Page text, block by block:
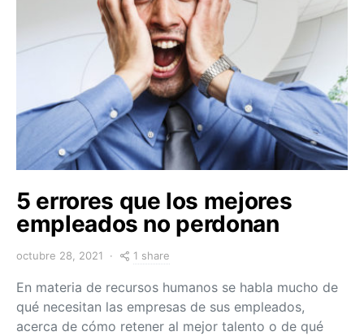
5 errores que los mejores
empleados no perdonan
octubre 28, 2021 1 share
En materia de recursos humanos se habla mucho de
qué necesitan las empresas de sus empleados,
acerca de cómo retener al mejor talento o de qué